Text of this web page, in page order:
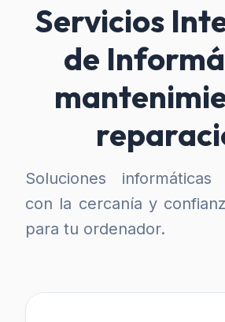
Servicios
de
Soluciones informáticas
con la cercanía y
para tu ordenador.